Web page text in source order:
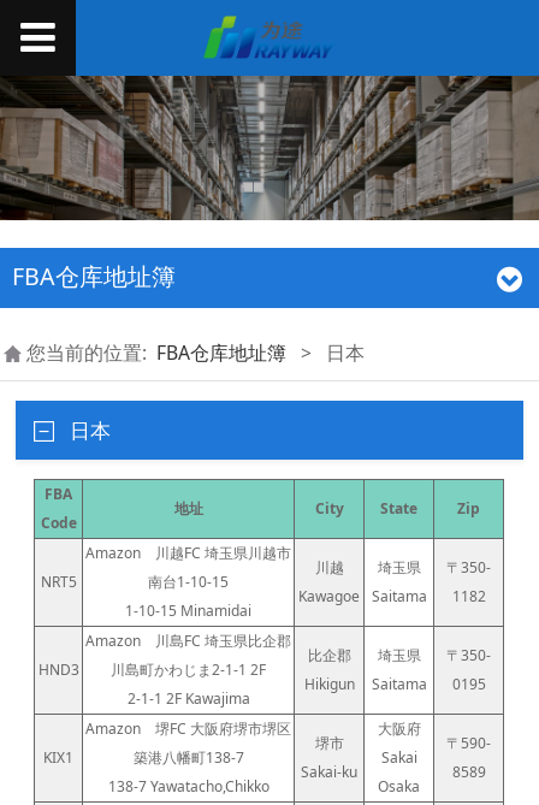
FBA仓库地址簿
您当前的位置: FBA仓库地址簿 > 日本
日本
FBA
Code
地址 City State Zip
NRT5
Amazon 川越FC 埼玉県川越市
南台1-10-15
1-10-15 Minamidai
川越
Kawagoe
埼玉県
Saitama
〒350-
1182
HND3
Amazon 川島FC 埼玉県比企郡
川島町かわじま2-1-1 2F
2-1-1 2F Kawajima
比企郡
Hikigun
埼玉県
Saitama
〒350-
0195
KIX1
Amazon 堺FC 大阪府堺市堺区
築港八幡町138-7
138-7 Yawatacho,Chikko
堺市
Sakai-ku
大阪府
Sakai
Osaka
〒590-
8589